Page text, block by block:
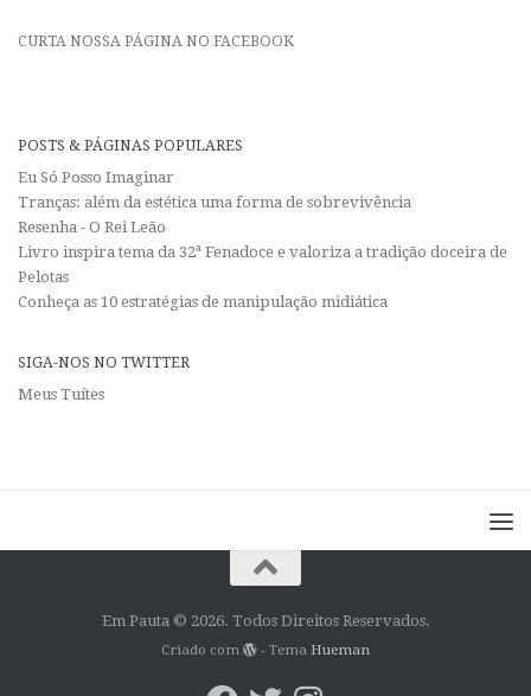
CURTA NOSSA PÁGINA NO FACEBOOK
POSTS & PÁGINAS POPULARES
Eu Só Posso Imaginar
Tranças: além da estética uma forma de sobrevivência
Resenha - O Rei Leão
Livro inspira tema da 32ª Fenadoce e valoriza a tradição doceira de
Pelotas
Conheça as 10 estratégias de manipulação midiática
SIGA-NOS NO TWITTER
Meus Tuítes
Em Pauta © 2026. Todos Direitos Reservados.
Criado com - Tema Hueman